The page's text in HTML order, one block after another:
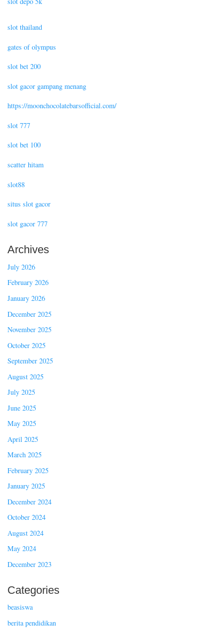
slot thailand
gates of olympus
slot bet 200
slot gacor gampang menang
https://moonchocolatebarsofficial.com/
slot 777
slot bet 100
scatter hitam
slot88
situs slot gacor
slot gacor 777
Archives
July 2026
February 2026
January 2026
December 2025
November 2025
October 2025
September 2025
August 2025
July 2025
June 2025
May 2025
April 2025
March 2025
February 2025
January 2025
December 2024
October 2024
August 2024
May 2024
December 2023
Categories
beasiswa
berita pendidikan